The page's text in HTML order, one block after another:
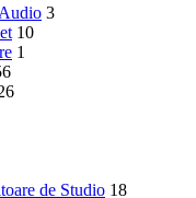
3
10
1
de Studio 18